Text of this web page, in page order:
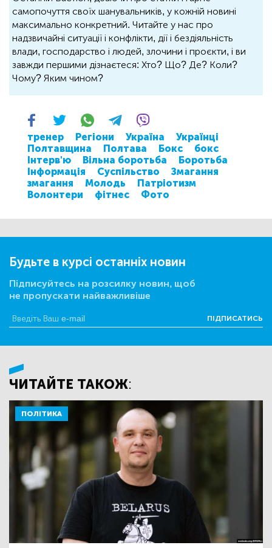
самопочуття своїх шанувальників, у кожній новині
максимально конкретний. Читайте у нас про
надзвичайні ситуації і конфлікти, дії і бездіяльність
влади, господарство і людей, злочини і проєкти, і ви
завжди першими дізнаєтеся: Хто? Що? Де? Коли?
Чому? Яким чином?
тренер Регіони Україна
Українці
Полтавщина
Полтава Бокс
бокс
Інтерв'ю
Вільна боротьба
Боротьба
Інформація
Суспільство
Змагання
змагання
Молодь
Патріотизм
Волонтери
фітнес Фото
Будьте в курсі останніх новин
Підписуйтесь на розсилку новин, щоб
не пропускати найважливіше
ПІДПИСАТИСЬ
ЧИТАЙТЕ ТАКОЖ:
ПОЛІТИКА